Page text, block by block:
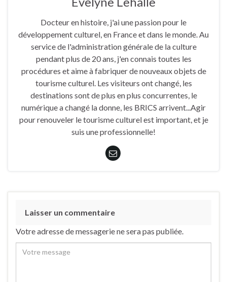
Docteur en histoire, j'ai une passion pour le
développement culturel, en France et dans le monde. Au
service de l'administration générale de la culture
pendant plus de 20 ans, j'en connais toutes les
procédures et aime à fabriquer de nouveaux objets de
tourisme culturel. Les visiteurs ont changé, les
destinations sont de plus en plus concurrentes, le
numérique a changé la donne, les BRICS arrivent...Agir
pour renouveler le tourisme culturel est important, et je
suis une professionnelle!
Laisser un commentaire
Votre adresse de messagerie ne sera pas publiée.